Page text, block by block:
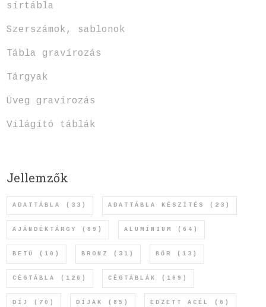
sírtábla
Szerszámok, sablonok
Tábla gravírozás
Tárgyak
Üveg gravírozás
Világító táblák
Jellemzők
ADATTÁBLA (33) ADATTÁBLA KÉSZÍTÉS (23)
AJÁNDÉKTÁRGY (89) ALUMÍNIUM (64)
BETŰ (10) BRONZ (31) BŐR (13)
CÉGTÁBLA (126) CÉGTÁBLÁK (109)
DÍJ (70) DÍJAK (85) EDZETT ACÉL (6)